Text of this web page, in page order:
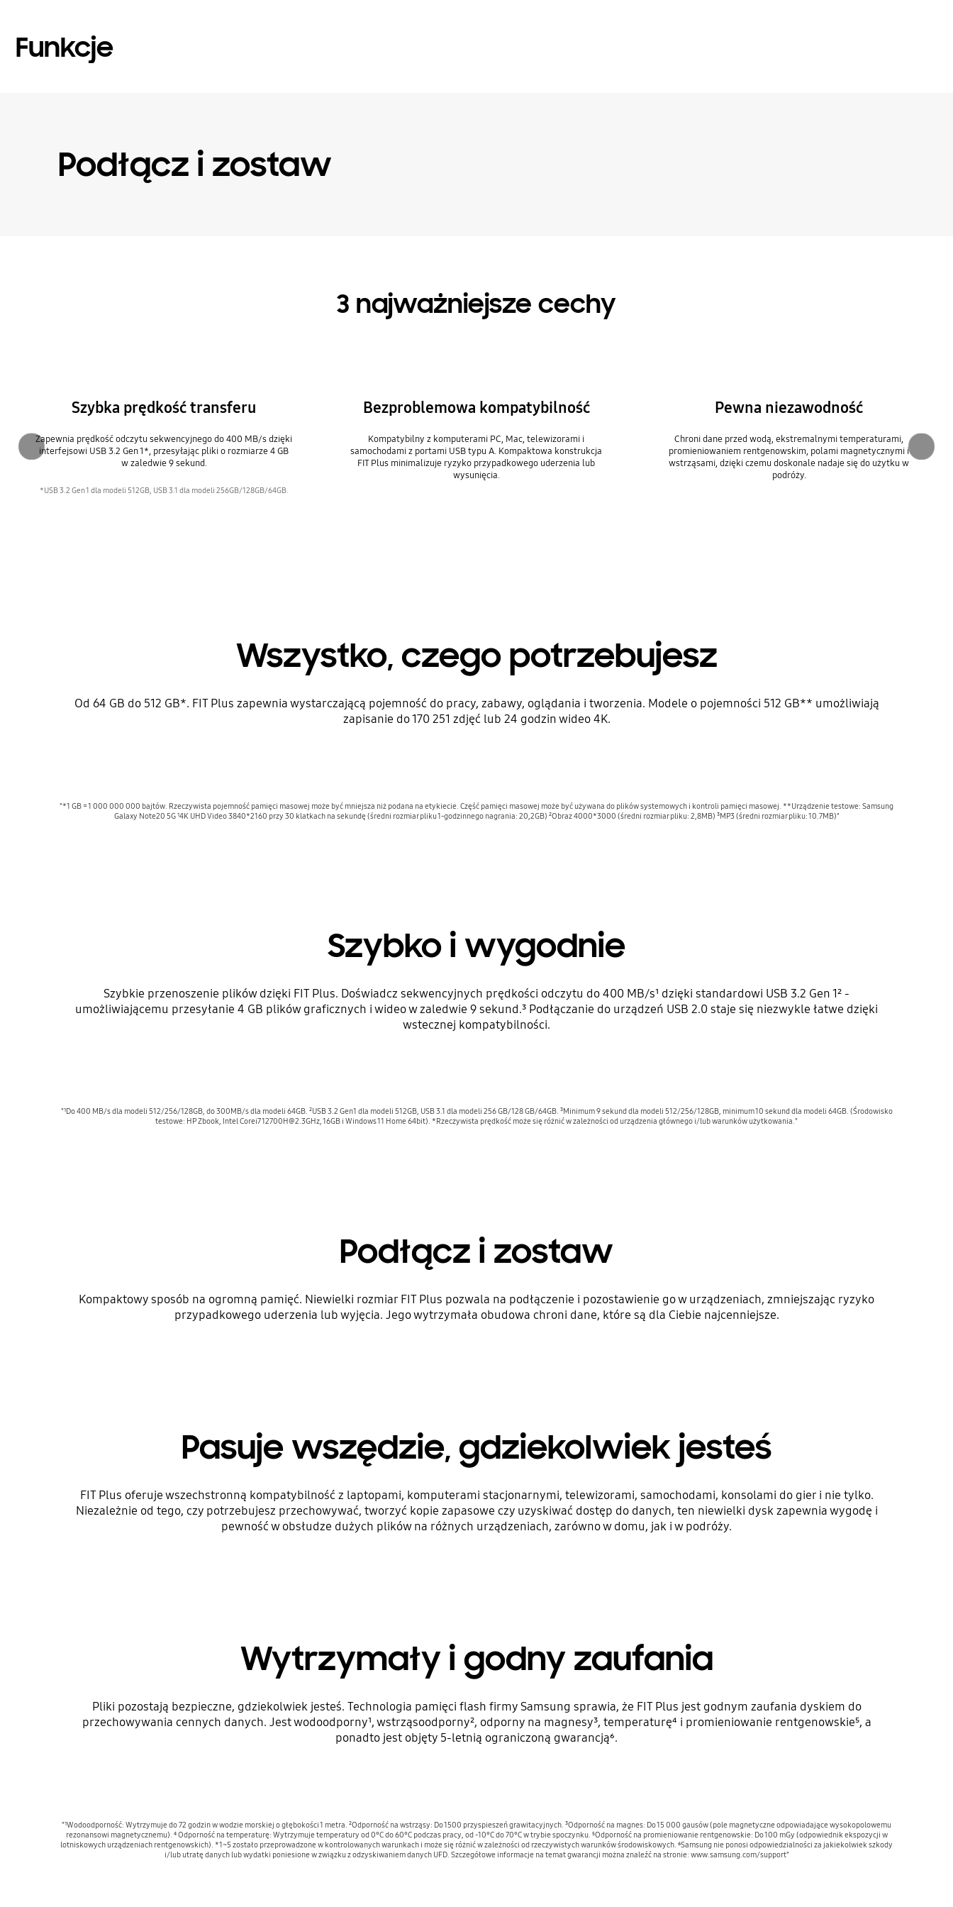
Funkcje
Podłącz i zostaw
3 najważniejsze cechy
Szybka prędkość transferu
Zapewnia prędkość odczytu sekwencyjnego do 400 MB/s dzięki
interfejsowi USB 3.2 Gen 1*, przesyłając pliki o rozmiarze 4 GB
w zaledwie 9 sekund.
*USB 3.2 Gen 1 dla modeli 512GB, USB 3.1 dla modeli 256GB/128GB/64GB.
Bezproblemowa kompatybilność
Kompatybilny z komputerami PC, Mac, telewizorami i
samochodami z portami USB typu A. Kompaktowa konstrukcja
FIT Plus minimalizuje ryzyko przypadkowego uderzenia lub
wysunięcia.
Pewna niezawodność
Chroni dane przed wodą, ekstremalnymi temperaturami,
promieniowaniem rentgenowskim, polami magnetycznymi i
wstrząsami, dzięki czemu doskonale nadaje się do użytku w
podróży.
Wszystko, czego potrzebujesz
Od 64 GB do 512 GB*. FIT Plus zapewnia wystarczającą pojemność do pracy, zabawy, oglądania i tworzenia. Modele o pojemności 512 GB** umożliwiają
zapisanie do 170 251 zdjęć lub 24 godzin wideo 4K.
"*1 GB = 1 000 000 000 bajtów. Rzeczywista pojemność pamięci masowej może być mniejsza niż podana na etykiecie. Część pamięci masowej może być używana do plików systemowych i kontroli pamięci masowej. **Urządzenie testowe: Samsung
Galaxy Note20 5G ¹4K UHD Video 3840*2160 przy 30 klatkach na sekundę (średni rozmiar pliku 1-godzinnego nagrania: 20,2GB) ²Obraz 4000*3000 (średni rozmiar pliku: 2,8MB) ³MP3 (średni rozmiar pliku: 10.7MB)"
Szybko i wygodnie
Szybkie przenoszenie plików dzięki FIT Plus. Doświadcz sekwencyjnych prędkości odczytu do 400 MB/s¹ dzięki standardowi USB 3.2 Gen 1² -
umożliwiającemu przesyłanie 4 GB plików graficznych i wideo w zaledwie 9 sekund.³ Podłączanie do urządzeń USB 2.0 staje się niezwykle łatwe dzięki
wstecznej kompatybilności.
"¹Do 400 MB/s dla modeli 512/256/128GB, do 300MB/s dla modeli 64GB. ²USB 3.2 Gen1 dla modeli 512GB, USB 3.1 dla modeli 256 GB/128 GB/64GB. ³Minimum 9 sekund dla modeli 512/256/128GB, minimum 10 sekund dla modeli 64GB. (Środowisko
testowe: HP Zbook, Intel Corei7 12700H@2.3GHz, 16GB i Windows 11 Home 64bit). *Rzeczywista prędkość może się różnić w zależności od urządzenia głównego i/lub warunków użytkowania."
Podłącz i zostaw
Kompaktowy sposób na ogromną pamięć. Niewielki rozmiar FIT Plus pozwala na podłączenie i pozostawienie go w urządzeniach, zmniejszając ryzyko
przypadkowego uderzenia lub wyjęcia. Jego wytrzymała obudowa chroni dane, które są dla Ciebie najcenniejsze.
Pasuje wszędzie, gdziekolwiek jesteś
FIT Plus oferuje wszechstronną kompatybilność z laptopami, komputerami stacjonarnymi, telewizorami, samochodami, konsolami do gier i nie tylko.
Niezależnie od tego, czy potrzebujesz przechowywać, tworzyć kopie zapasowe czy uzyskiwać dostęp do danych, ten niewielki dysk zapewnia wygodę i
pewność w obsłudze dużych plików na różnych urządzeniach, zarówno w domu, jak i w podróży.
Wytrzymały i godny zaufania
Pliki pozostają bezpieczne, gdziekolwiek jesteś. Technologia pamięci flash firmy Samsung sprawia, że FIT Plus jest godnym zaufania dyskiem do
przechowywania cennych danych. Jest wodoodporny¹, wstrząsoodporny², odporny na magnesy³, temperaturę⁴ i promieniowanie rentgenowskie⁵, a
ponadto jest objęty 5-letnią ograniczoną gwarancją⁶.
"¹Wodoodporność: Wytrzymuje do 72 godzin w wodzie morskiej o głębokości 1 metra. ²Odporność na wstrząsy: Do 1500 przyspieszeń grawitacyjnych. ³Odporność na magnes: Do 15 000 gausów (pole magnetyczne odpowiadające wysokopolowemu
rezonansowi magnetycznemu). ⁴ Odporność na temperaturę: Wytrzymuje temperatury od 0°C do 60°C podczas pracy, od -10°C do 70°C w trybie spoczynku. ⁵Odporność na promieniowanie rentgenowskie: Do 100 mGy (odpowiednik ekspozycji w
lotniskowych urządzeniach rentgenowskich). *1~5 zostało przeprowadzone w kontrolowanych warunkach i może się różnić w zależności od rzeczywistych warunków środowiskowych. ⁶Samsung nie ponosi odpowiedzialności za jakiekolwiek szkody
i/lub utratę danych lub wydatki poniesione w związku z odzyskiwaniem danych UFD. Szczegółowe informacje na temat gwarancji można znaleźć na stronie: www.samsung.com/support"